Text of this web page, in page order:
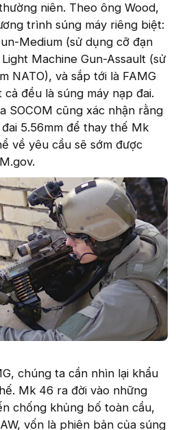
niên. Theo ông Wood,
trình súng máy riêng biệt:
Medium (sử dụng cỡ đạn
Machine Gun-Assault (sử
NATO), và sắp tới là FAMG
đều là súng máy nạp đai.
SOCOM cũng xác nhận rằng
5.56mm để thay thế Mk
về yêu cầu sẽ sớm được
chúng ta cần nhìn lại khẩu
Mk 46 ra đời vào những
chống khủng bố toàn cầu,
vốn là phiên bản của súng